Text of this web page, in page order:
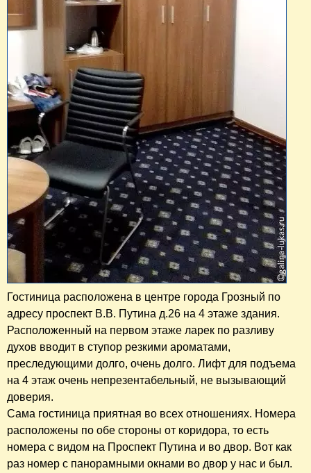
Гостиница расположена в центре города Грозный по
адресу проспект В.В. Путина д.26 на 4 этаже здания.
Расположенный на первом этаже ларек по разливу
духов вводит в ступор резкими ароматами,
преследующими долго, очень долго. Лифт для подъема
на 4 этаж очень непрезентабельный, не вызывающий
доверия.
Сама гостиница приятная во всех отношениях. Номера
расположены по обе стороны от коридора, то есть
номера с видом на Проспект Путина и во двор. Вот как
раз номер с панорамными окнами во двор у нас и был.